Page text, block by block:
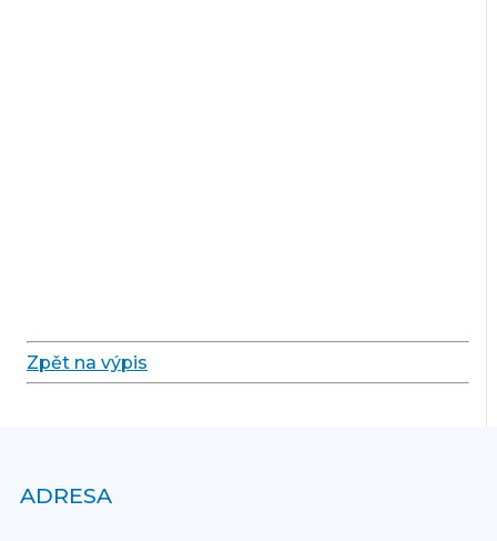
Zpět na výpis
ADRESA